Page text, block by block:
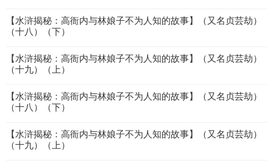
【水浒揭秘：高衙内与林娘子不为人知的故事】（又名贞芸劫）
（十八）（下）
【水浒揭秘：高衙内与林娘子不为人知的故事】（又名贞芸劫）
（十九）（上）
【水浒揭秘：高衙内与林娘子不为人知的故事】（又名贞芸劫）
（十八）（下）
【水浒揭秘：高衙内与林娘子不为人知的故事】（又名贞芸劫）
（十九）（上）